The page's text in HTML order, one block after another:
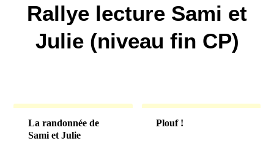
Rallye lecture Sami et
Julie (niveau fin CP)
La randonnée de
Sami et Julie
Plouf !